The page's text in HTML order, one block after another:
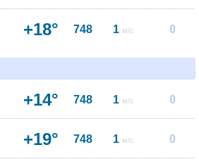
+18° 748 1 м/с 0
+14° 748 1 м/с 0
+19° 748 1 м/с 0